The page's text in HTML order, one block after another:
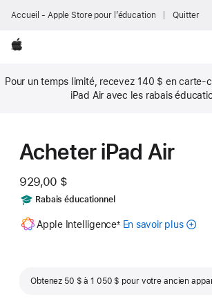
Accueil - Apple Store pour l’éducation Quitter
Apple
Pour un temps limité, recevez 140 $ en carte-
iPad Air avec les rabais
Acheter iPad Air
929,00 $
Comprend
Rabais éducationnel
Apple Intelligencede
± En savoir plussur
iPad
Obtenez 50 $ à 1 050 $ pour votre ancien